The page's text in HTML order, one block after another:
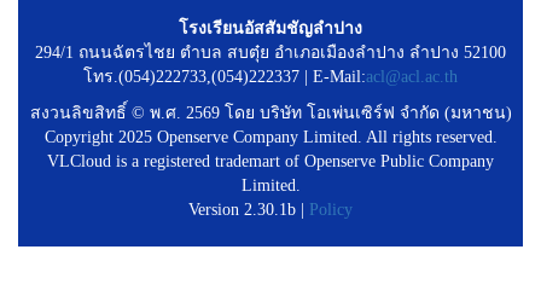
โรงเรียนอัสสัมชัญลำปาง
294/1 ถนนฉัตรไชย ตำบล สบตุ๋ย อำเภอเมืองลำปาง ลำปาง 52100
โทร.(054)222733,(054)222337 | E-Mail:acl@acl.ac.th
สงวนลิขสิทธิ์ © พ.ศ. 2569 โดย บริษัท โอเพ่นเซิร์ฟ จำกัด (มหาชน)
Copyright 2025 Openserve Company Limited. All rights reserved.
VLCloud is a registered trademart of Openserve Public Company
Limited.
Version 2.30.1b |
Policy